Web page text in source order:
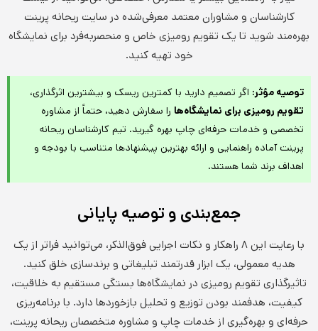
کارشناسان و مشاوران معتمد معرفی‌شده در سایت ریحانه پرینت
بهره‌مند شوید تا یک تقویم رومیزی خاص و منحصربه‌فرد برای نمایشگاه
خود تهیه کنید.
توصیه مؤثر: اگر تصمیم دارید با کمترین ریسک و بیشترین اثرگذاری،
تقویم رومیزی برای نمایشگاه‌ها را سفارش دهید، حتماً از مشاوره
تخصصی و خدمات حرفه‌ای چاپ بهره گیرید. تیم کارشناسان ریحانه
پرینت آماده راهنمایی و ارائه بهترین پیشنهادها متناسب با بودجه و
اهداف برند شما هستند.
جمع‌بندی و توصیه پایانی
با رعایت این ۸ راهکار و نکات اجرایی فوق‌الذکر، می‌توانید فراتر از یک
هدیه معمولی، یک ابزار قدرتمند تبلیغاتی و برندسازی خلق کنید.
تاثیرگذاری تقویم رومیزی در نمایشگاه‌ها بستگی مستقیم به خلاقیت،
کیفیت، هدفمند بودن توزیع و تحلیل بازخوردها دارد. با برنامه‌ریزی
حرفه‌ای و بهره‌گیری از خدمات چاپ و مشاوره متخصصان ریحانه پرینت،